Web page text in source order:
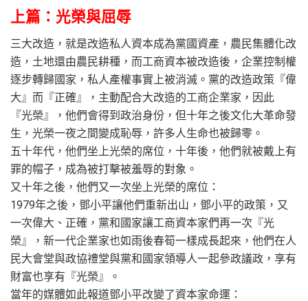
上篇：光榮與屈辱
三大改造，就是改造私人資本成為黨國資產，農民集體化改
造，土地還由農民耕種，而工商資本被改造後，企業控制權
逐步轉歸國家，私人產權事實上被消滅。黨的改造政策『偉
大』而『正確』，主動配合大改造的工商企業家，因此
『光榮』，他們會得到政治身份，但十年之後文化大革命發
生，光榮一夜之間變成恥辱，許多人生命也被歸零。
五十年代，他們坐上光榮的席位，十年後，他們就被戴上有
罪的帽子，成為被打擊被羞辱的對象。
又十年之後，他們又一次坐上光榮的席位：
1979年之後，鄧小平讓他們重新出山，鄧小平的政策，又
一次偉大、正確，黨和國家讓工商資本家們再一次『光
榮』，新一代企業家也如雨後春筍一樣成長起來，他們在人
民大會堂與政協禮堂與黨和國家領導人一起參政議政，享有
財富也享有『光榮』。
當年的媒體如此報道鄧小平改變了資本家命運：